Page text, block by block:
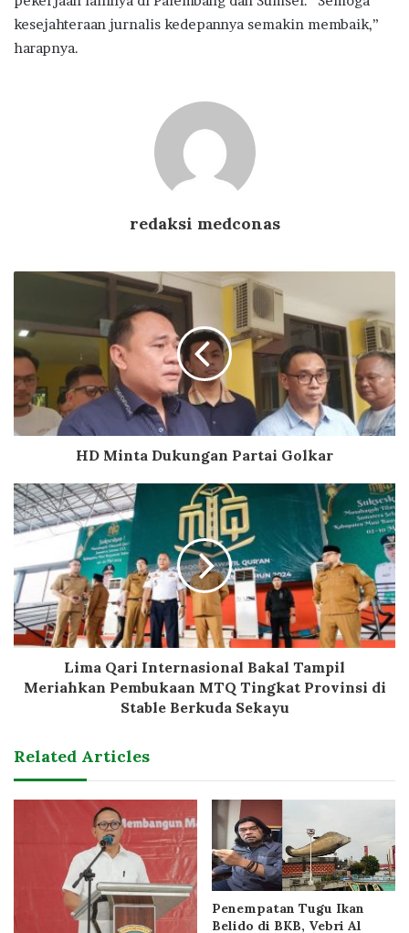
kesejahteraan jurnalis kedepannya semakin membaik,”
harapnya.
redaksi medconas
HD Minta Dukungan Partai Golkar
Lima Qari Internasional Bakal Tampil
Meriahkan Pembukaan MTQ Tingkat Provinsi di
Stable Berkuda Sekayu
Related Articles
Penempatan Tugu Ikan
Belido di BKB, Vebri Al